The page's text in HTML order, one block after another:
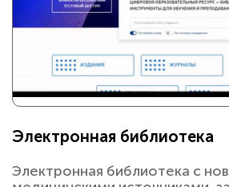
Электронная библиотека
Электронная библиотека с